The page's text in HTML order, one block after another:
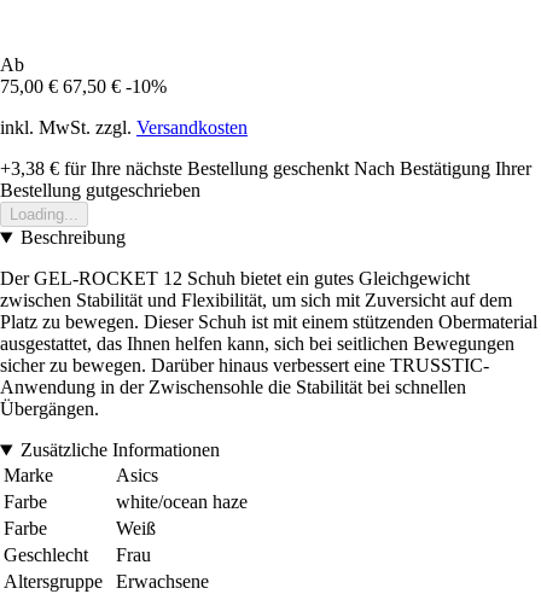
Ab
75,00 € 67,50 € -10%
inkl. MwSt. zzgl. Versandkosten
+3,38 € für Ihre nächste Bestellung geschenkt Nach Bestätigung Ihrer
Bestellung gutgeschrieben
Loading...
Beschreibung
Der GEL-ROCKET 12 Schuh bietet ein gutes Gleichgewicht
zwischen Stabilität und Flexibilität, um sich mit Zuversicht auf dem
Platz zu bewegen. Dieser Schuh ist mit einem stützenden Obermaterial
ausgestattet, das Ihnen helfen kann, sich bei seitlichen Bewegungen
sicher zu bewegen. Darüber hinaus verbessert eine TRUSSTIC-
Anwendung in der Zwischensohle die Stabilität bei schnellen
Übergängen.
Zusätzliche Informationen
Marke
Asics
Farbe
white/ocean haze
Farbe
Weiß
Geschlecht
Frau
Altersgruppe
Erwachsene